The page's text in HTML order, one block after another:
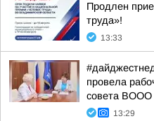
Продлен
труда»!
13:33
провела
совета
13:29